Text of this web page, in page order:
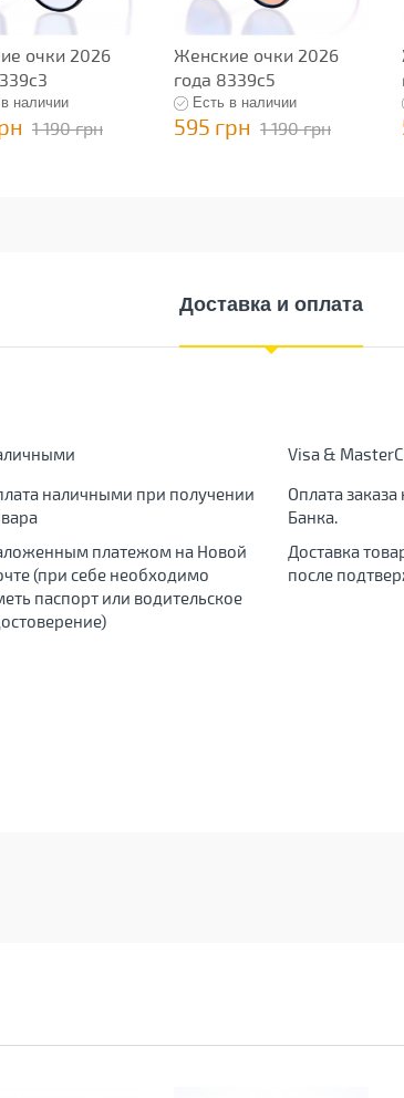
очки 2026
наличии
1 190 грн
Женские очки 2026
года 8339c5
Есть в наличии
595 грн 1 190 грн
Доставка и оплата
наличными при получении
платежом на Новой
(при себе необходимо
паспорт или водительское
Visa &
Оплата
Банка.
Доставка
после